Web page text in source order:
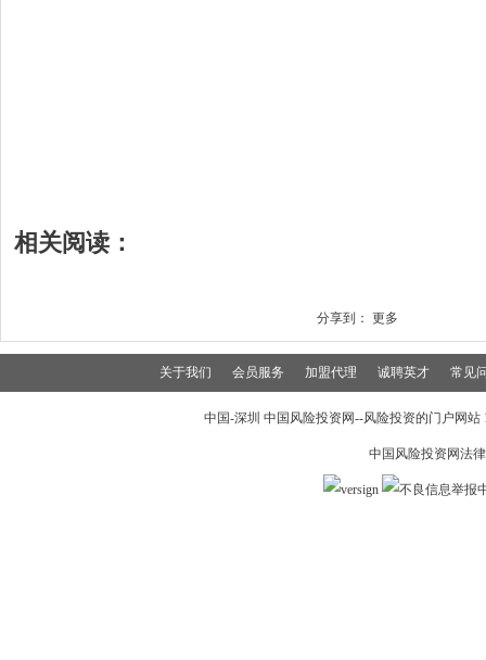
相关阅读：
分享到： 更多
关于我们 会员服务 加盟代理 诚聘英才 常见
中国-深圳 中国风险投资网--风险投资的门户网
中国风险投资网法